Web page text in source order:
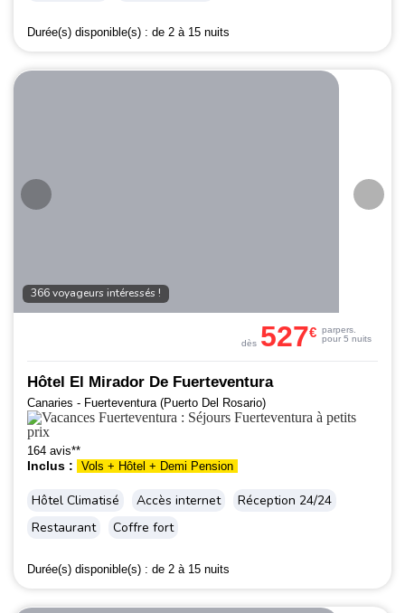
Durée(s) disponible(s) : de 2 à 15 nuits
366 voyageurs intéressés !
Hôtel El Mirador De Fuerteventura
Canaries - Fuerteventura (Puerto Del Rosario)
164 avis**
Inclus : Vols + Hôtel + Demi Pension
Hôtel Climatisé Accès internet
Réception 24/24
Restaurant
Coffre fort
Durée(s) disponible(s) : de 2 à 15 nuits
dès 527€ parpers.
pour 5 nuits